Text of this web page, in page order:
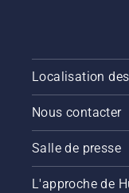
Localisation
Nous contacter
Salle de presse
L'approche de